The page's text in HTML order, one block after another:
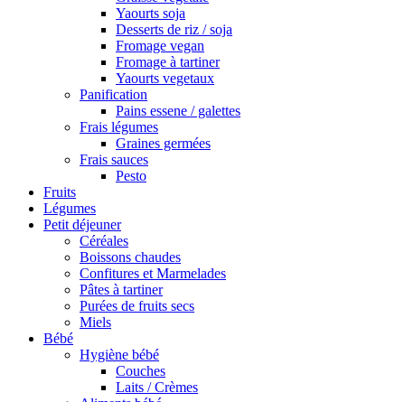
Yaourts soja
Desserts de riz / soja
Fromage vegan
Fromage à tartiner
Yaourts vegetaux
Panification
Pains essene / galettes
Frais légumes
Graines germées
Frais sauces
Pesto
Fruits
Légumes
Petit déjeuner
Céréales
Boissons chaudes
Confitures et Marmelades
Pâtes à tartiner
Purées de fruits secs
Miels
Bébé
Hygiène bébé
Couches
Laits / Crèmes